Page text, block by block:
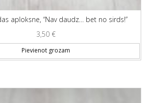
aploksne, “Nav daudz… bet no sirds!”
3,50 €
Pievienot grozam